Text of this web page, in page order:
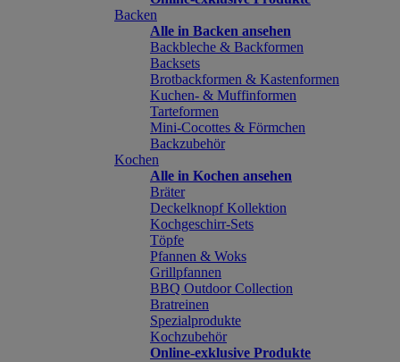
Backen
Alle in Backen ansehen
Backbleche & Backformen
Backsets
Brotbackformen & Kastenformen
Kuchen- & Muffinformen
Tarteformen
Mini-Cocottes & Förmchen
Backzubehör
Kochen
Alle in Kochen ansehen
Bräter
Deckelknopf Kollektion
Kochgeschirr-Sets
Töpfe
Pfannen & Woks
Grillpfannen
BBQ Outdoor Collection
Bratreinen
Spezialprodukte
Kochzubehör
Online-exklusive Produkte